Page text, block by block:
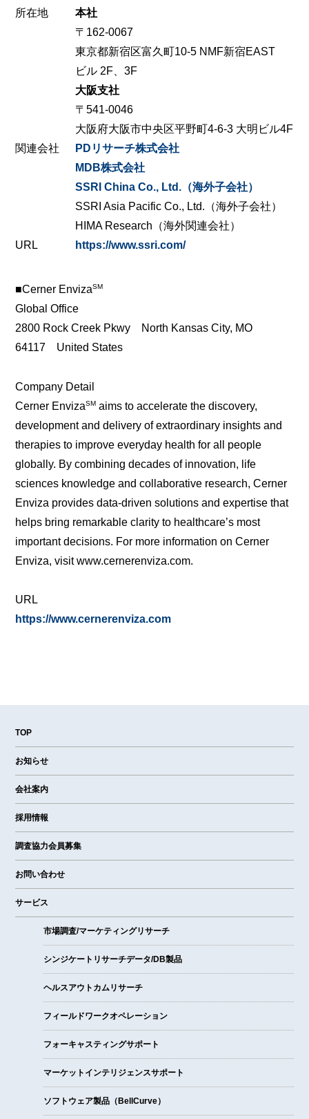
所在地
本社
〒162-0067
東京都新宿区富久町10-5 NMF新宿EAST
ビル 2F、3F
大阪支社
〒541-0046
大阪府大阪市中央区平野町4-6-3 大明ビル4F
関連会社
PDリサーチ株式会社
MDB株式会社
SSRI China Co., Ltd.（海外子会社）
SSRI Asia Pacific Co., Ltd.（海外子会社）
HIMA Research（海外関連会社）
URL
https://www.ssri.com/
■Cerner EnvizaSM
Global Office
2800 Rock Creek Pkwy North Kansas City, MO
64117 United States
Company Detail
Cerner EnvizaSM aims to accelerate the discovery,
development and delivery of extraordinary insights and
therapies to improve everyday health for all people
globally. By combining decades of innovation, life
sciences knowledge and collaborative research, Cerner
Enviza provides data-driven solutions and expertise that
helps bring remarkable clarity to healthcare’s most
important decisions. For more information on Cerner
Enviza, visit www.cernerenviza.com.
URL
https://www.cernerenviza.com
TOP
お知らせ
会社案内
採用情報
調査協力会員募集
お問い合わせ
サービス
市場調査/マーケティングリサーチ
シンジケートリサーチデータ/DB製品
ヘルスアウトカムリサーチ
フィールドワークオペレーション
フォーキャスティングサポート
マーケットインテリジェンスサポート
ソフトウェア製品（BellCurve）